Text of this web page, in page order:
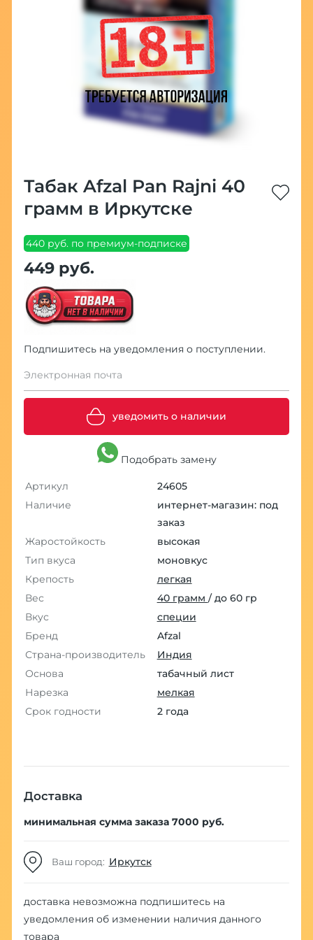
Табак Afzal Pan Rajni 40
грамм в Иркутске
440 руб. по премиум-подписке
449 руб.
Подпишитесь на уведомления о поступлении.
Электронная почта
уведомить о наличии
Подобрать замену
Артикул
24605
Наличие
интернет-магазин: под
заказ
Жаростойкость
высокая
Тип вкуса
моновкус
Крепость
легкая
Вес
40 грамм / до 60 гр
Вкус
специи
Бренд
Afzal
Страна-производитель
Индия
Основа
табачный лист
Нарезка
мелкая
Срок годности
2 года
Доставка
минимальная сумма заказа 7000 руб.
Ваш город: Иркутск
доставка невозможна подпишитесь на
уведомления об изменении наличия данного
товара